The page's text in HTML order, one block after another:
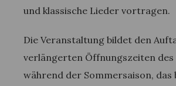
und klassische Lieder vortragen.
Die Veranstaltung bildet den
verlängerten Öffnungszeiten des
während der Sommersaison, das